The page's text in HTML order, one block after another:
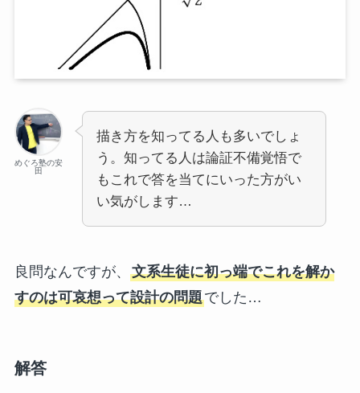
めぐろ塾の安
田
描き方を知ってる人も多いでしょ
う。知ってる人は論証不備覚悟で
もこれで答を当てにいった方がい
い気がします…
良問なんですが、 文系生徒に初っ端でこれを解か
すのは可哀想って設計の問題でした…
解答